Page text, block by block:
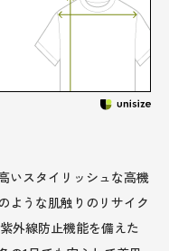
いスタイリッシュな高機
ような肌触りのリサイク
外線防止機能を備えた